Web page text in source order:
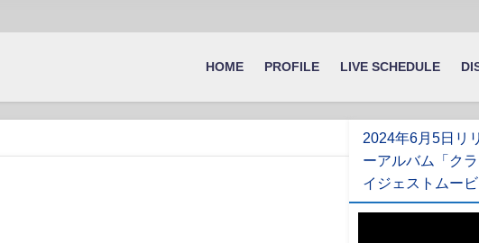
HOME PROFILE LIVE SCHEDULE
2024年6月5日リ
ーアルバム「ク
イジェストムー